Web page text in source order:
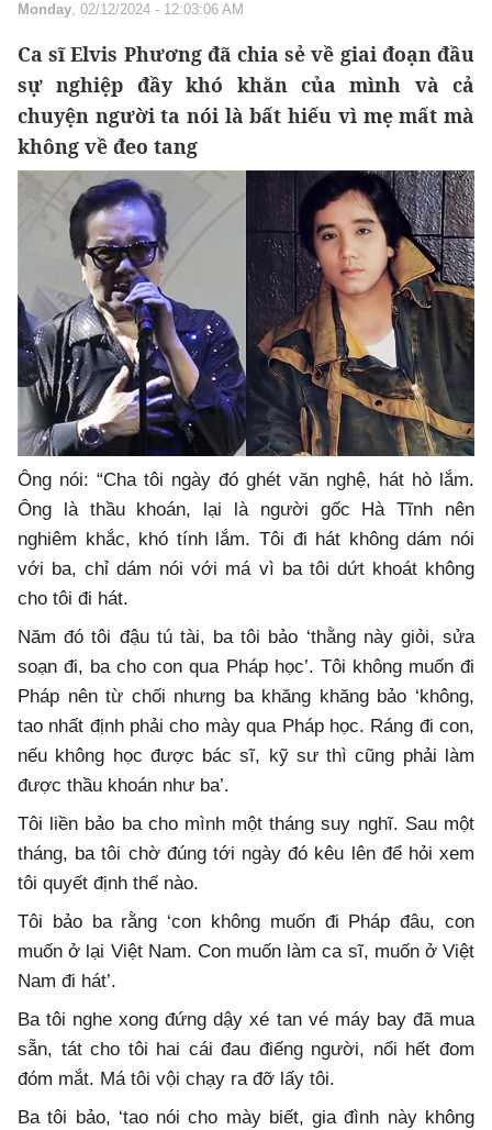
Monday, 02/12/2024 - 12:03:06 AM
Ca sĩ Elvis Phương đã chia sẻ về giai đoạn đầu
sự nghiệp đầy khó khăn của mình và cả
chuyện người ta nói là bất hiếu vì mẹ mất mà
không về đeo tang
Ông nói: “Cha tôi ngày đó ghét văn nghệ, hát hò lắm.
Ông là thầu khoán, lại là người gốc Hà Tĩnh nên
nghiêm khắc, khó tính lắm. Tôi đi hát không dám nói
với ba, chỉ dám nói với má vì ba tôi dứt khoát không
cho tôi đi hát.
Năm đó tôi đậu tú tài, ba tôi bảo ‘thằng này giỏi, sửa
soạn đi, ba cho con qua Pháp học’. Tôi không muốn đi
Pháp nên từ chối nhưng ba khăng khăng bảo ‘không,
tao nhất định phải cho mày qua Pháp học. Ráng đi con,
nếu không học được bác sĩ, kỹ sư thì cũng phải làm
được thầu khoán như ba’.
Tôi liền bảo ba cho mình một tháng suy nghĩ. Sau một
tháng, ba tôi chờ đúng tới ngày đó kêu lên để hỏi xem
tôi quyết định thế nào.
Tôi bảo ba rằng ‘con không muốn đi Pháp đâu, con
muốn ở lại Việt Nam. Con muốn làm ca sĩ, muốn ở Việt
Nam đi hát’.
Ba tôi nghe xong đứng dậy xé tan vé máy bay đã mua
sẵn, tát cho tôi hai cái đau điếng người, nổi hết đom
đóm mắt. Má tôi vội chạy ra đỡ lấy tôi.
Ba tôi bảo, ‘tao nói cho mày biết, gia đình này không